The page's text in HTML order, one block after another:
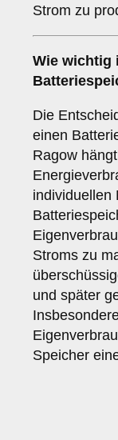
Strom zu
Wie wichtig
Die
einen
Ragow
individuellen
Stroms zu
und später
Speicher